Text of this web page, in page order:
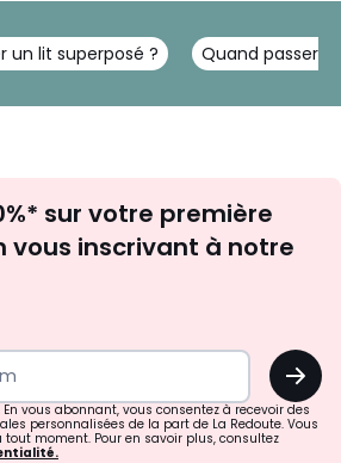
lit superposé ? Quand passer
newsletter
sur votre première
vous inscrivant à notre
OK
En vous abonnant, vous consentez à recevoir des
personnalisées de la part de La Redoute. Vous
tout moment. Pour en savoir plus, consultez